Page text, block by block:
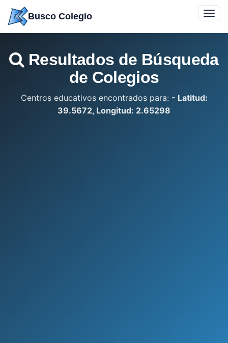
contenido
Busco Colegio
Resultados de Búsqueda
de Colegios
Centros educativos encontrados para: - Latitud:
39.5672, Longitud: 2.65298